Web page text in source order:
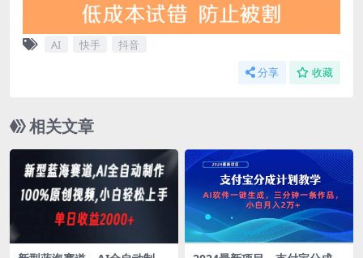
AI 快手 抖音
分享 收藏
相关文章